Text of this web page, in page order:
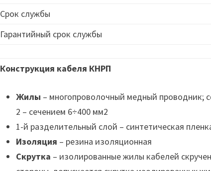
Срок службы
Гарантийный срок службы
Конструкция кабеля КНРП
Жилы – многопроволочный медный проводник;
2 – сечением 6÷400 мм2
1-й разделительный слой – синтетическая
Изоляция – резина изоляционная
Скрутка – изолированные жилы кабелей